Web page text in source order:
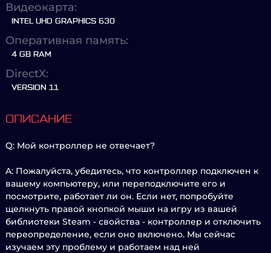
Видеокарта:
INTEL UHD GRAPHICS 630
Оперативная память:
4 GB RAM
DirectX:
VERSION 11
ОПИСАНИЕ
Q: Мой контроллер не отвечает?
A: Пожалуйста, убедитесь, что контроллер подключен к
вашему компьютеру, или переподключите его и
посмотрите, работает ли он. Если нет, попробуйте
щелкнуть правой кнопкой мыши на игру из вашей
библиотеки Steam - свойства - контроллер и отключить
переопределение, если оно включено. Мы сейчас
изучаем эту проблему и работаем над ней